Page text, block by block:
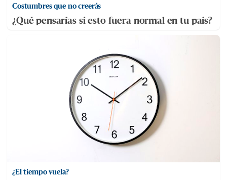
Costumbres que no creerás
¿Qué pensarías si esto fuera normal en tu país?
¿El tiempo vuela?